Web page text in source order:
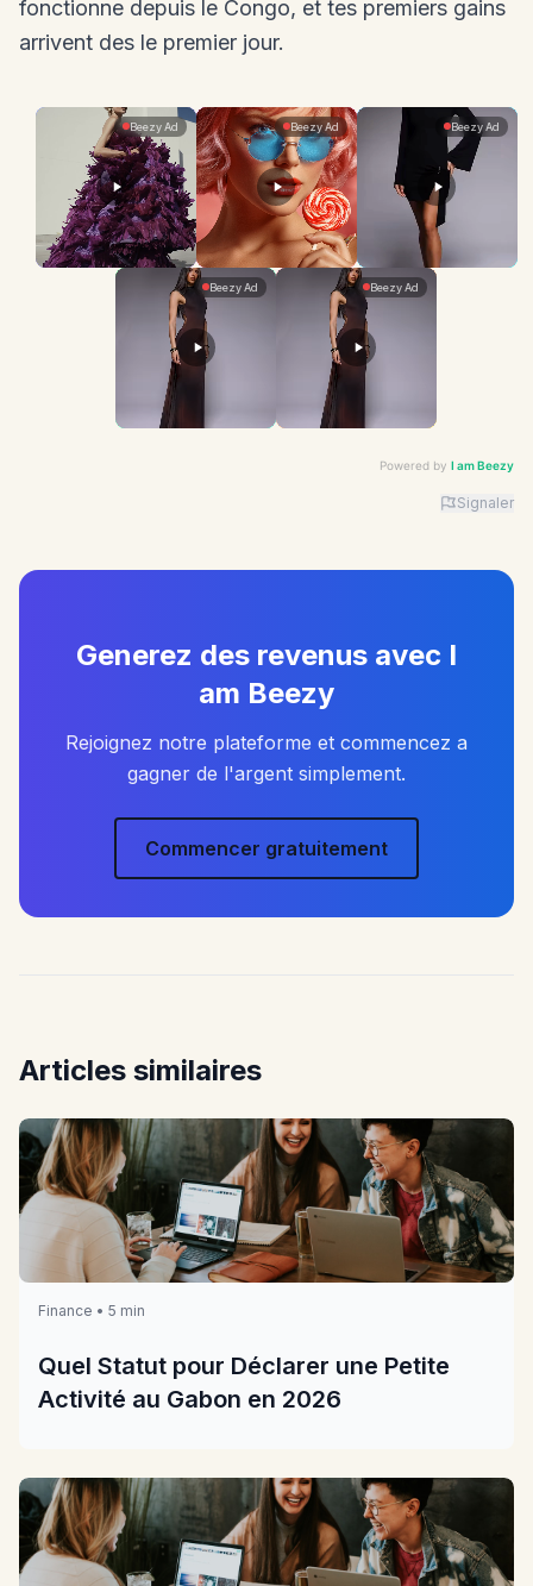
fonctionne depuis le Congo, et tes premiers gains
arrivent des le premier jour.
Powered by I am Beezy
Advertiser: I am Beezy | Ad: Fashion | CTA: En savoir
Signaler
Generez des revenus avec I
am Beezy
Rejoignez notre plateforme et commencez a
gagner de l'argent simplement.
Commencer gratuitement
Articles similaires
Finance • 5 min
Quel Statut pour Déclarer une Petite
Activité au Gabon en 2026